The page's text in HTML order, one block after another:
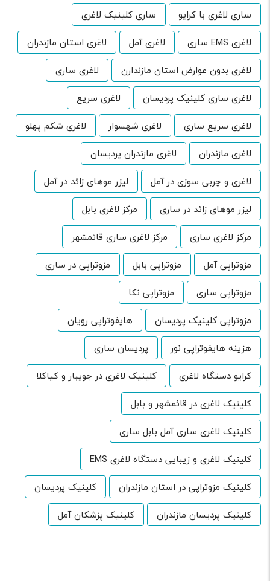
ساری لاغری با کرایو
ساری کلینیک لاغری
لاغری EMS ساری
لاغری آمل
لاغری استان مازندران
لاغری بدون عوارض استان مازندارن
لاغری ساری
لاغری ساری کلینیک پردیسان
لاغری سریع
لاغری سریع ساری
لاغری شهسوار
لاغری شکم پهلو
لاغری مازندران
لاغری مازندران پردیسان
لاغری و چربی سوزی در آمل
لیزر موهای زائد در آمل
لیزر موهای زائد در ساری
مرکز لاغری بابل
مرکز لاغری ساری
مرکز لاغری ساری قائمشهر
مزوتراپی آمل
مزوتراپی بابل
مزوتراپی در ساری
مزوتراپی ساری
مزوتراپی نکا
مزوتراپی کلینیک پردیسان
هایفوتراپی رویان
هزینه هایفوتراپی نور
پردیسان ساری
کرایو دستگاه لاغری
کلینیک لاغری در جویبار و کیاکلا
کلینیک لاغری در قائمشهر و بابل
کلینیک لاغری ساری آمل بابل ساری
کلینیک لاغری و زیبایی دستگاه لاغری EMS
کلینیک مزوتراپی در استان مازندران
کلینیک پردیسان
کلینیک پردیسان مازندران
کلینیک پزشکان آمل